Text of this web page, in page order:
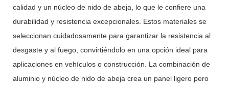
calidad y un núcleo de nido de abeja, lo que le confiere una
durabilidad y resistencia excepcionales. Estos materiales se
seleccionan cuidadosamente para garantizar la resistencia al
desgaste y al fuego, convirtiéndolo en una opción ideal para
aplicaciones en vehículos o construcción. La combinación de
aluminio y núcleo de nido de abeja crea un panel ligero pero